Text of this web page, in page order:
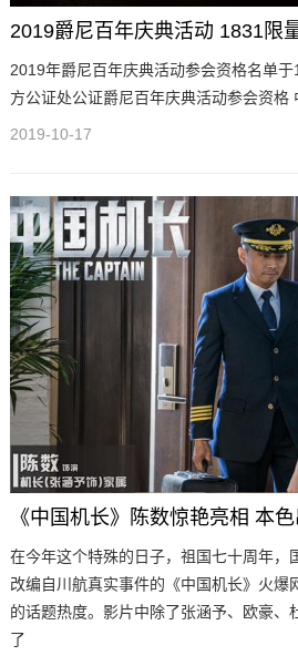
2019爵尼百年庆典活动 1831限
2019年爵尼百年庆典活动参会资格名单
方公证处公证爵尼百年庆典活动参会资格
2019-10-17
《中国机长》陈数惊艳亮相 本
在今年这个特殊的日子，祖国七十周年，
改编自川航真实事件的《中国机长》火爆
的话题热度。影片中除了张涵予、欧豪、
了